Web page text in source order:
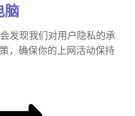
发现我们对用户隐私的承
，确保你的上网活动保持